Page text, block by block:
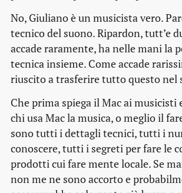
No, Giuliano è un musicista vero.
tecnico del suono. Ripardon, tutt’e
accade raramente, ha nelle mani la
tecnica insieme. Come accade
riuscito a trasferire tutto questo nel
Che prima spiega il Mac ai musicisti
chi usa Mac la musica, o meglio il
sono tutti i dettagli tecnici, tutti i
conoscere, tutti i segreti per fare le
prodotti cui fare mente locale. Se
non me ne sono accorto e